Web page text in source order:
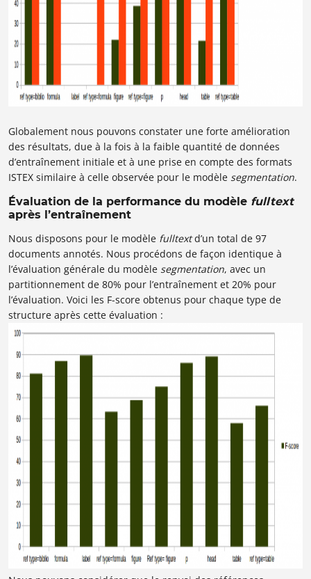
Globalement nous pouvons constater une forte amélioration
des résultats, due à la fois à la faible quantité de données
d’entraînement initiale et à une prise en compte des formats
ISTEX similaire à celle observée pour le modèle segmentation.
Évaluation de la performance du modèle fulltext
après l’entraînement
Nous disposons pour le modèle fulltextd’un total de 97
documents annotés. Nous procédons de façon identique à
l’évaluation générale du modèle segmentation, avec un
partitionnement de 80% pour l’entraînement et 20% pour
l’évaluation. Voici les F-score obtenus pour chaque type de
structure après cette évaluation :